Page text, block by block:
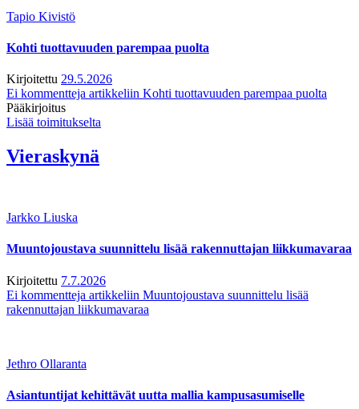
Tapio Kivistö
Kohti tuottavuuden parempaa puolta
Kirjoitettu 29.5.2026
Ei kommentteja artikkeliin Kohti tuottavuuden parempaa puolta
Pääkirjoitus
Lisää toimitukselta
Vieraskynä
Jarkko Liuska
Muuntojoustava suunnittelu lisää rakennuttajan liikkumavaraa
Kirjoitettu 7.7.2026
Ei kommentteja artikkeliin Muuntojoustava suunnittelu lisää
rakennuttajan liikkumavaraa
Jethro Ollaranta
Asiantuntijat kehittävät uutta mallia kampusasumiselle